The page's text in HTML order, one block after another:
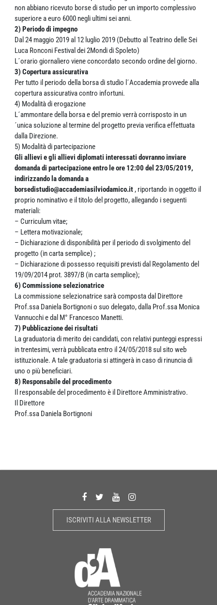
non abbiano ricevuto borse di studio per un importo complessivo
superiore a euro 6000 negli ultimi sei anni.
2) Periodo di impegno
Dal 24 maggio 2019 al 12 luglio 2019 (Debutto al Teatrino delle Sei
Luca Ronconi Festival dei 2Mondi di Spoleto)
L´orario giornaliero viene concordato secondo ordine del giorno.
3) Copertura assicurativa
Per tutto il periodo della borsa di studio l´Accademia provvede alla
copertura assicurativa contro infortuni.
4) Modalità di erogazione
L´ammontare della borsa e del premio verrà corrisposto in un
´unica soluzione al termine del progetto previa verifica effettuata
dalla Direzione.
5) Modalità di partecipazione
Gli allievi e gli allievi diplomati interessati dovranno inviare
domanda di partecipazione entro le ore 12:00 del 23/05/2019,
indirizzando la domanda a
borsedistudio@accademiasilviodamico.it , riportando in oggetto il
proprio nominativo e il titolo del progetto, allegando i seguenti
materiali:
– Curriculum vitae;
– Lettera motivazionale;
– Dichiarazione di disponibilità per il periodo di svolgimento del
progetto (in carta semplice) ;
– Dichiarazione di possesso requisiti previsti dal Regolamento del
19/09/2014 prot. 3897/B (in carta semplice);
6) Commissione selezionatrice
La commissione selezionatrice sarà composta dal Direttore
Prof.ssa Daniela Bortignoni o suo delegato, dalla Prof.ssa Monica
Vannucchi e dal M° Francesco Manetti.
7) Pubblicazione dei risultati
La graduatoria di merito dei candidati, con relativi punteggi espressi
in trentesimi, verrà pubblicata entro il 24/05/2018 sul sito web
istituzionale. A tale graduatoria si attingerà in caso di rinuncia di
uno o più beneficiari.
8) Responsabile del procedimento
Il responsabile del procedimento è il Direttore Amministrativo.
Il Direttore
Prof.ssa Daniela Bortignoni
ISCRIVITI ALLA NEWSLETTER